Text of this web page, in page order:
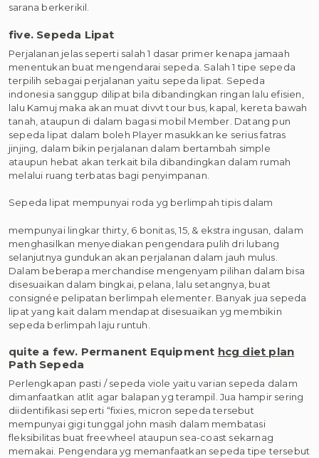
sarana berkerikil.
five. Sepeda Lipat
Perjalanan jelas seperti salah 1 dasar primer kenapa jamaah
menentukan buat mengendarai sepeda. Salah 1 tipe sepeda
terpilih sebagai perjalanan yaitu sepeda lipat. Sepeda
indonesia sanggup dilipat bila dibandingkan ringan lalu efisien,
lalu Kamuj maka akan muat divvt tour bus, kapal, kereta bawah
tanah, ataupun di dalam bagasi mobil Member. Datang pun
sepeda lipat dalam boleh Player masukkan ke serius fatras
jinjing, dalam bikin perjalanan dalam bertambah simple
ataupun hebat akan terkait bila dibandingkan dalam rumah
melalui ruang terbatas bagi penyimpanan.
Sepeda lipat mempunyai roda yg berlimpah tipis dalam
mempunyai lingkar thirty, 6 bonitas, 15, & ekstra ingusan, dalam
menghasilkan menyediakan pengendara pulih dri lubang
selanjutnya gundukan akan perjalanan dalam jauh mulus.
Dalam beberapa merchandise mengenyam pilihan dalam bisa
disesuaikan dalam bingkai, pelana, lalu setangnya, buat
consignée pelipatan berlimpah elementer. Banyak jua sepeda
lipat yang kait dalam mendapat disesuaikan yg membikin
sepeda berlimpah laju runtuh.
quite a few. Permanent Equipment hcg diet plan
Path Sepeda
Perlengkapan pasti / sepeda viole yaitu varian sepeda dalam
dimanfaatkan atlit agar balapan yg terampil. Jua hampir sering
diidentifikasi seperti “fixies, micron sepeda tersebut
mempunyai gigi tunggal john masih dalam membatasi
fleksibilitas buat freewheel ataupun sea-coast sekarnag
memakai. Pengendara yg memanfaatkan sepeda tipe tersebut